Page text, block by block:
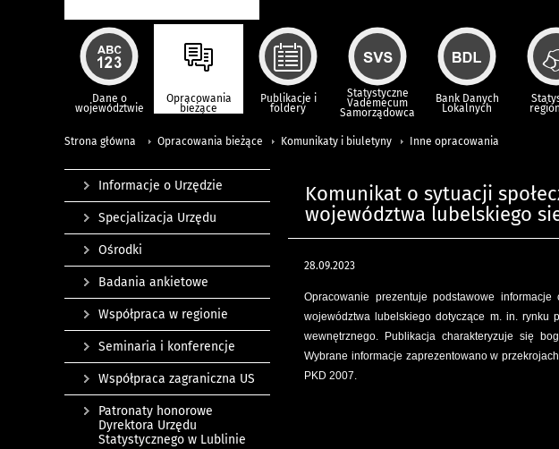
Dane o
województwie
Opracowania
bieżące
Publikacje i
foldery
Statystyczne
Vademecum
Samorządowca
Bank Danych
Lokalnych
Strona główna Opracowania bieżące Komunikaty i biuletyny Inne opracowania
Komunikat o sytuacji
województwa lubelskiego
28.09.2023
Opracowanie prezentuje podstawowe informacje
województwa lubelskiego dotyczące m. in. rynku
wewnętrznego. Publikacja charakteryzuje się
Wybrane informacje zaprezentowano w
PKD 2007.
Informacje o Urzędzie
Specjalizacja Urzędu
Ośrodki
Badania ankietowe
Współpraca w regionie
Seminaria i konferencje
Współpraca zagraniczna US
Patronaty honorowe
Dyrektora Urzędu
Statystycznego w Lublinie